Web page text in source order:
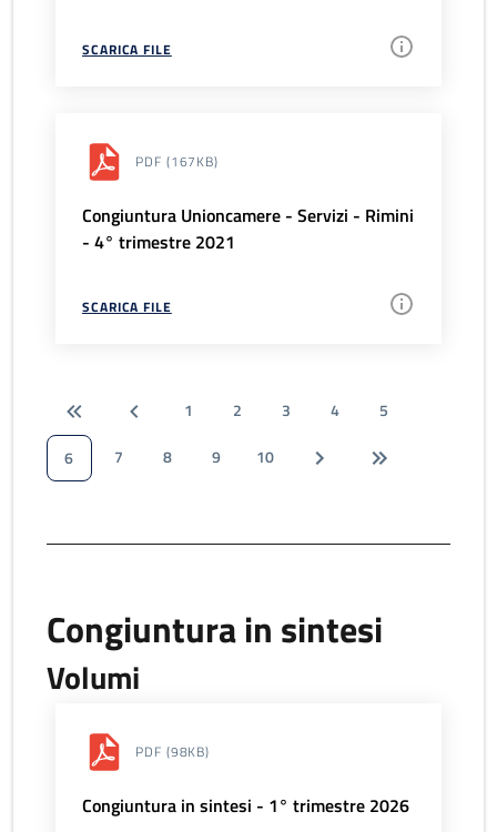
SCARICA FILE
PDF (167KB)
Congiuntura Unioncamere - Servizi - Rimini
- 4° trimestre 2021
SCARICA FILE
1 2 3 4
5
6
7 8 9 10
Congiuntura in sintesi
Volumi
PDF (98KB)
Congiuntura in sintesi - 1° trimestre 2026